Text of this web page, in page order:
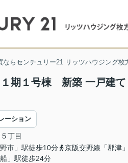
ならセンチュリー21 リッツハウジング枚
期１号棟 新築 一戸建て
ーション
５丁目
市」駅徒歩10分
京阪交野線「郡津
」駅徒歩24分